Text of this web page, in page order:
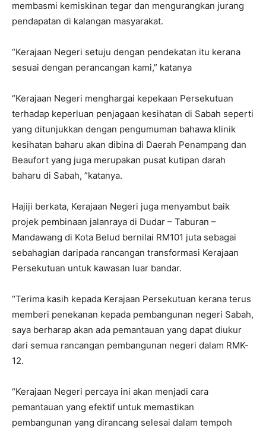
membasmi kemiskinan tegar dan mengurangkan jurang
pendapatan di kalangan masyarakat.
“Kerajaan Negeri setuju dengan pendekatan itu kerana
sesuai dengan perancangan kami,” katanya
“Kerajaan Negeri menghargai kepekaan Persekutuan
terhadap keperluan penjagaan kesihatan di Sabah seperti
yang ditunjukkan dengan pengumuman bahawa klinik
kesihatan baharu akan dibina di Daerah Penampang dan
Beaufort yang juga merupakan pusat kutipan darah
baharu di Sabah, ”katanya.
Hajiji berkata, Kerajaan Negeri juga menyambut baik
projek pembinaan jalanraya di Dudar – Taburan –
Mandawang di Kota Belud bernilai RM101 juta sebagai
sebahagian daripada rancangan transformasi Kerajaan
Persekutuan untuk kawasan luar bandar.
“Terima kasih kepada Kerajaan Persekutuan kerana terus
memberi penekanan kepada pembangunan negeri Sabah,
saya berharap akan ada pemantauan yang dapat diukur
dari semua rancangan pembangunan negeri dalam RMK-
12.
“Kerajaan Negeri percaya ini akan menjadi cara
pemantauan yang efektif untuk memastikan
pembangunan yang dirancang selesai dalam tempoh